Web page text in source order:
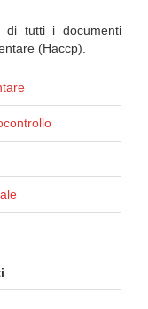
di tutti i documenti
(Haccp).